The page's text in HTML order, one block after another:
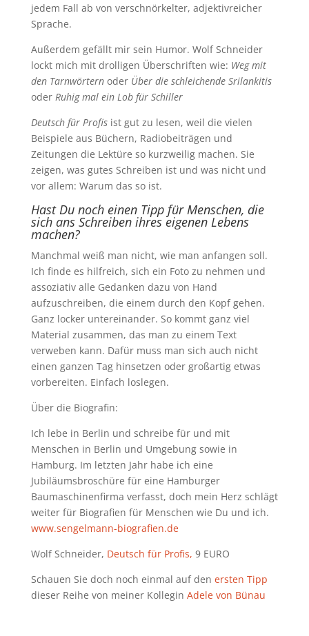
jedem Fall ab von verschnörkelter, adjektivreicher
Sprache.
Außerdem gefällt mir sein Humor. Wolf Schneider
lockt mich mit drolligen Überschriften wie: Weg mit
den Tarnwörternoder Über die schleichende Srilankitis
oder Ruhig mal ein Lob für Schiller
Deutsch für Profisist gut zu lesen, weil die vielen
Beispiele aus Büchern, Radiobeiträgen und
Zeitungen die Lektüre so kurzweilig machen. Sie
zeigen, was gutes Schreiben ist und was nicht und
vor allem: Warum das so ist.
Hast Du noch einen Tipp für Menschen, die
sich ans Schreiben ihres eigenen Lebens
machen?
Manchmal weiß man nicht, wie man anfangen soll.
Ich finde es hilfreich, sich ein Foto zu nehmen und
assoziativ alle Gedanken dazu von Hand
aufzuschreiben, die einem durch den Kopf gehen.
Ganz locker untereinander. So kommt ganz viel
Material zusammen, das man zu einem Text
verweben kann. Dafür muss man sich auch nicht
einen ganzen Tag hinsetzen oder großartig etwas
vorbereiten. Einfach loslegen.
Über die Biografin:
Ich lebe in Berlin und schreibe für und mit
Menschen in Berlin und Umgebung sowie in
Hamburg. Im letzten Jahr habe ich eine
Jubiläumsbroschüre für eine Hamburger
Baumaschinenfirma verfasst, doch mein Herz schlägt
weiter für Biografien für Menschen wie Du und ich.
www.sengelmann-biografien.de
Wolf Schneider, Deutsch für Profis, 9 EURO
Schauen Sie doch noch einmal auf den ersten Tipp
dieser Reihe von meiner Kollegin Adele von Bünau